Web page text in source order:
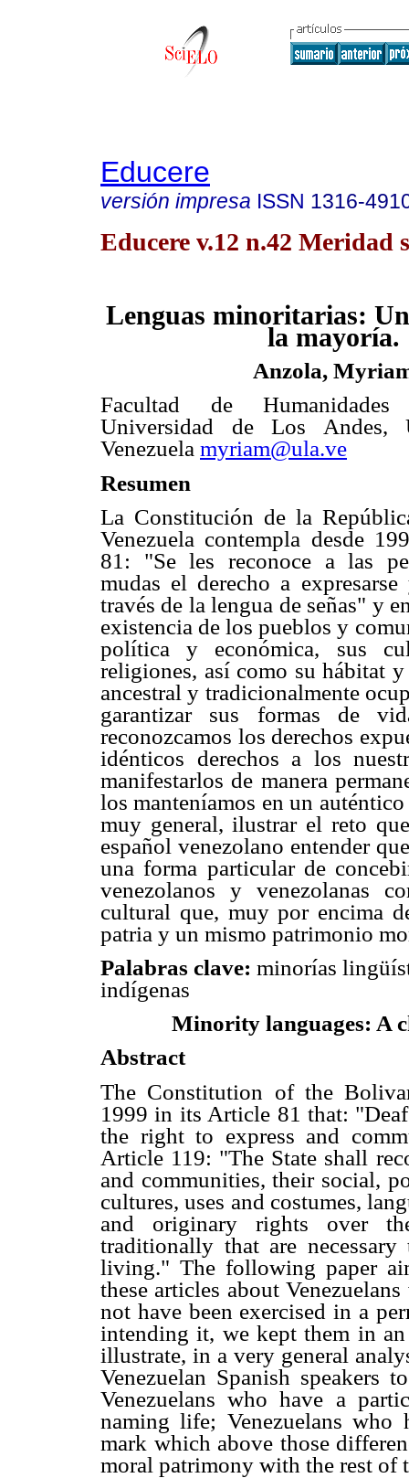
Educere
versión impresa ISSN 1316-
Educere v.12 n.42 Meridad
Lenguas minoritarias:
la mayoría.
Anzola,
Facultad de
Universidad de Los
Venezuela myriam@ula.ve
Resumen
La Constitución de la
Venezuela contempla desde
81: "Se les reconoce a las
mudas el derecho a
través de la lengua de señas" y
existencia de los pueblos y
política y económica, sus
religiones, así como su hábitat
ancestral y tradicionalmente
garantizar sus formas de
reconozcamos los derechos
idénticos derechos a los
manifestarlos de manera
los manteníamos en un
muy general, ilustrar el reto
español venezolano entender
una forma particular de
venezolanos y venezolanas
cultural que, muy por encima
patria y un mismo patrimonio
Palabras clave: minorías
indígenas
Minority languages: A
Abstract
The Constitution of the
1999 in its Article 81 that:
the right to express and
Article 119: "The State shall
and communities, their social,
cultures, uses and costumes,
and originary rights over
traditionally that are
living." The following paper
these articles about
not have been exercised in a
intending it, we kept them in
illustrate, in a very general
Venezuelan Spanish
Venezuelans who have a
naming life; Venezuelans
mark which above those
moral patrimony with the rest of